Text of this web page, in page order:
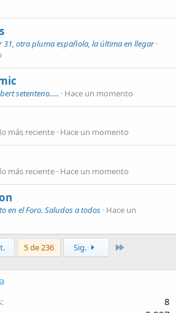
31, otra pluma española, la última en llegar
setenteno..... Hace un momento
más reciente Hace un momento
más reciente Hace un momento
en el Foro. Saludos a todos Hace un
5 de 236 Sig.
8